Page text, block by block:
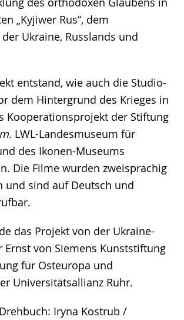
„Kyjiwer Rus“, dem
Ukraine, Russlands und
entstand, wie auch die Studio-
dem Hintergrund des Krieges in
Kooperationsprojekt der Stiftung
. LWL-Landesmuseum für
des Ikonen-Museums
Die Filme wurden zweisprachig
und sind auf Deutsch und
das Projekt von der Ukraine-
Ernst von Siemens Kunststiftung
für Osteuropa und
Universitätsallianz Ruhr.
Iryna Kostrub /